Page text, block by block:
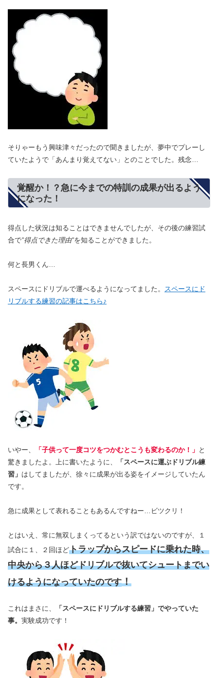
そりゃーもう興味津々だったので聞きましたが、夢中でプレーし
ていたようで「あんまり覚えてない」とのことでした。残念…
覚醒か！？急に今までの特訓の成果が出るよう
になった！
得点した状況は知ることはできませんでしたが、その後の練習試
合で”得点できた理由”を知ることができました。
何と長男くん…
スペースにドリブルで運べるようになってました。 スペースにド
リブルする練習の記事はこちら♪
いやー、 「子供って一度コツをつかむとこうも変わるのか！」 と
驚きましたよ。上に書いたように、
「スペースに運ぶドリブル練
習」 はしてましたが、徐々に成果が出る姿をイメージしていたん
です。
急に成果として表れることもあるんですねー…ビツクリ！
とはいえ、常に無双しまくってるという訳ではないのですが、１
試合に１、２回ほどトラップからスピードに乗れた時、
中央から３人ほどドリブルで抜いてシュートまでい
けるようになっていたのです！
これはまさに、
「スペースにドリブルする練習」でやっていた
事。 実験成功です！